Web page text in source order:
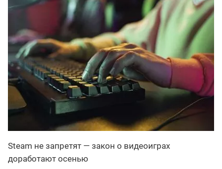
Steam не запретят — закон о видеоиграх
доработают осенью